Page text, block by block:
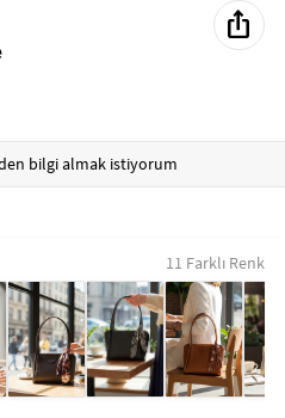
ios_share
bilgi almak istiyorum
11 Farklı Renk